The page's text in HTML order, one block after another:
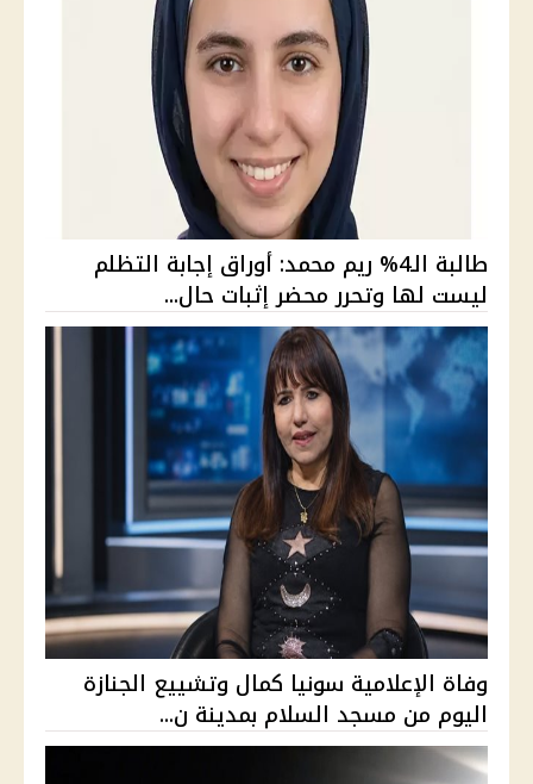
طالبة الـ4% ريم محمد: أوراق إجابة التظلم
ليست لها وتحرر محضر إثبات حال...
وفاة الإعلامية سونيا كمال وتشييع الجنازة
اليوم من مسجد السلام بمدينة ن...